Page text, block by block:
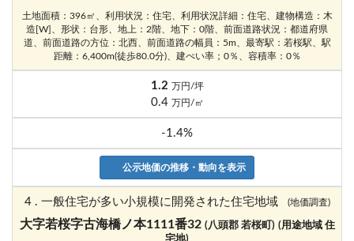
土地面積：396㎡、利用状況：住宅、利用状況詳細：住宅、建物構造：木
造[W]、形状：台形、地上：2階、地下：0階、前面道路状況：都道府県
道、前面道路の方位：北西、前面道路の幅員：5m、最寄駅：若桜駅、駅
距離：6,400m(徒歩80.0分)、建ぺい率；0％、容積率：0％
1.2 万円/坪
0.4 万円/㎡
-1.4%
公示地価の推移・動向を表示
4 . 一般住宅が多い小規模に開発された住宅地域 (地価調査)
大字若桜字古海橋ノ本1111番32 (八頭郡 若桜町) (用途地域 住
宅地)